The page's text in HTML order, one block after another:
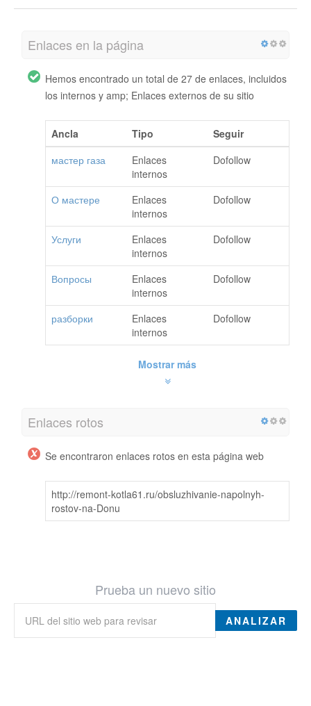
Enlaces en la página
Hemos encontrado un total de 27 de enlaces, incluidos
los internos y amp; Enlaces externos de su sitio
Ancla Tipo
Seguir
мастер газа
Enlaces
internos
Dofollow
О мастере
Enlaces
internos
Dofollow
Услуги
Enlaces
internos
Dofollow
Вопросы
Enlaces
internos
Dofollow
разборки
Enlaces
internos
Dofollow
Mostrar más
Enlaces rotos
Se encontraron enlaces rotos en esta página web
http://remont-kotla61.ru/obsluzhivanie-napolnyh-
rostov-na-Donu
Prueba un nuevo sitio
ANALIZAR